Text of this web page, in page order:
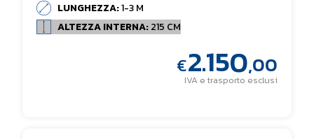
LUNGHEZZA:1-3 M
ALTEZZA INTERNA:215 CM
€2.150,00
IVA e trasporto esclusi